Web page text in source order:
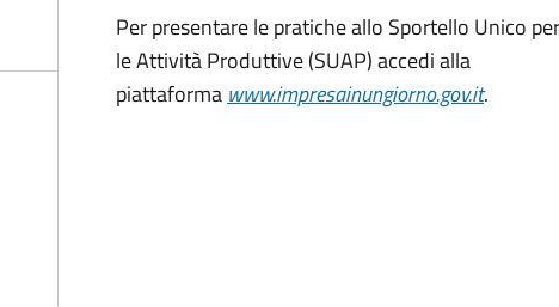
Per presentare le pratiche allo Sportello Unico per
le Attività Produttive (SUAP) accedi alla
piattaforma www.impresainungiorno.gov.it.